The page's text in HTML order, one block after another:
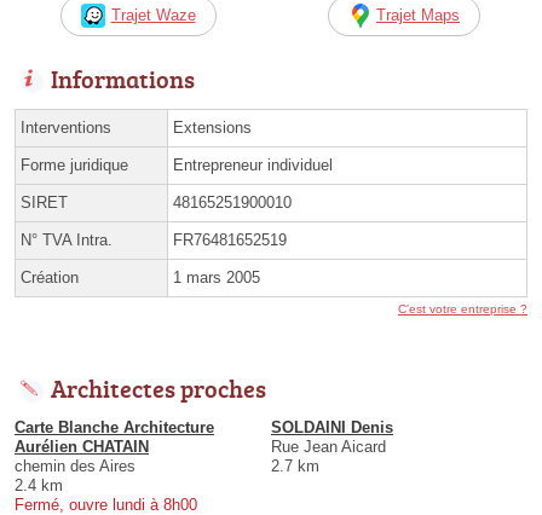
Trajet Waze Trajet Maps
Informations
Interventions Extensions
Forme juridique Entrepreneur individuel
SIRET 48165251900010
N° TVA Intra. FR76481652519
Création 1 mars 2005
C'est votre entreprise ?
Architectes proches
Carte Blanche Architecture
Aurélien CHATAIN
chemin des Aires
2.4 km
Fermé, ouvre lundi à 8h00
SOLDAINI Denis
Rue Jean Aicard
2.7 km